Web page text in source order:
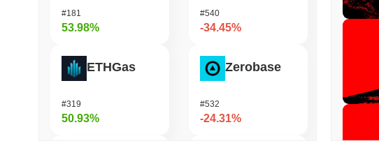
#181
53.98%
ETHGas
#319
50.93%
#540
-34.45%
Zerobase
#532
-24.31%